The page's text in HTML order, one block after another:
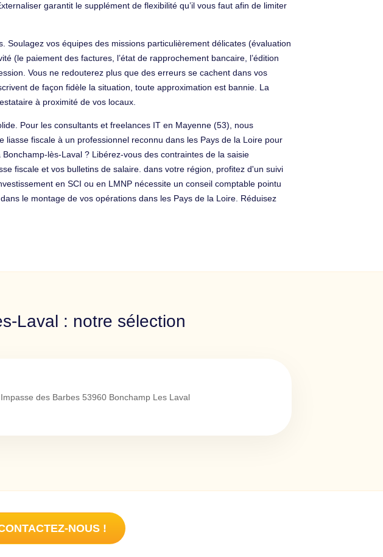
garantit le supplément de flexibilité qu’il vous faut afin de limiter
vos équipes des missions particulièrement délicates (évaluation
(le paiement des factures, l’état de rapprochement bancaire, l’édition
Vous ne redouterez plus que des erreurs se cachent dans vos
de façon fidèle la situation, toute approximation est bannie. La
à proximité de vos locaux.
Pour les consultants et freelances IT en Mayenne (53), nous
fiscale à un professionnel reconnu dans les Pays de la Loire pour
lès-Laval ? Libérez-vous des contraintes de la saisie
fiscale et vos bulletins de salaire. dans votre région, profitez d'un suivi
en SCI ou en LMNP nécessite un conseil comptable pointu
le montage de vos opérations dans les Pays de la Loire. Réduisez
Laval : notre sélection
Impasse des Barbes 53960 Bonchamp Les Laval
NOUS !